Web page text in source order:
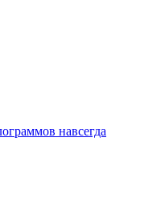
навсегда